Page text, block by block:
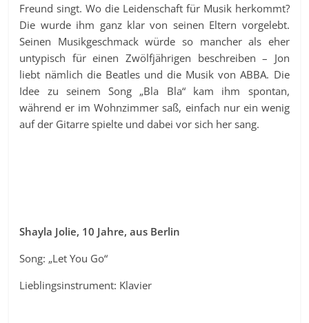
Freund singt. Wo die Leidenschaft für Musik herkommt?
Die wurde ihm ganz klar von seinen Eltern vorgelebt.
Seinen Musikgeschmack würde so mancher als eher
untypisch für einen Zwölfjährigen beschreiben – Jon
liebt nämlich die Beatles und die Musik von ABBA. Die
Idee zu seinem Song „Bla Bla“ kam ihm spontan,
während er im Wohnzimmer saß, einfach nur ein wenig
auf der Gitarre spielte und dabei vor sich her sang.
Shayla Jolie, 10 Jahre, aus Berlin
Song: „Let You Go“
Lieblingsinstrument: Klavier